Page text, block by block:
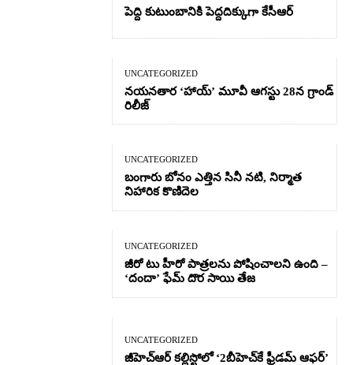
పెద్ది కుటుంబానికి పెద్దదిక్కుగా కేసీఆర్
UNCATEGORIZED
నయనతార ‘హాయ్’ మూవీ ఆగస్టు 28న గ్రాండ్
రిలీజ్
UNCATEGORIZED
బంగారు బోనం ఎత్తిన సినీ నటి, నిర్మాత
నిహారిక కొణిదెల
UNCATEGORIZED
జీరో టు హీరో పాత్రలను పోషించాలని ఉంది –
‘దందా’ ఫేమ్ దొర సాయి తేజ
UNCATEGORIZED
జీహెచ్ఆర్‌ కల్లిస్టోలో ‘2బీహెచ్‌కే ఫ్రీడమ్ ఆఫర్’